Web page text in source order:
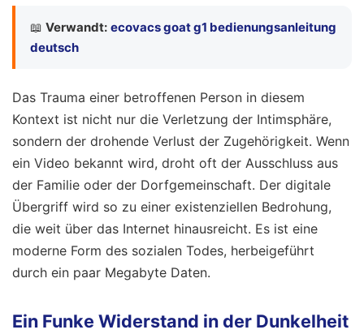
📖 Verwandt: ecovacs goat g1 bedienungsanleitung
deutsch
Das Trauma einer betroffenen Person in diesem
Kontext ist nicht nur die Verletzung der Intimsphäre,
sondern der drohende Verlust der Zugehörigkeit. Wenn
ein Video bekannt wird, droht oft der Ausschluss aus
der Familie oder der Dorfgemeinschaft. Der digitale
Übergriff wird so zu einer existenziellen Bedrohung,
die weit über das Internet hinausreicht. Es ist eine
moderne Form des sozialen Todes, herbeigeführt
durch ein paar Megabyte Daten.
Ein Funke Widerstand in der Dunkelheit